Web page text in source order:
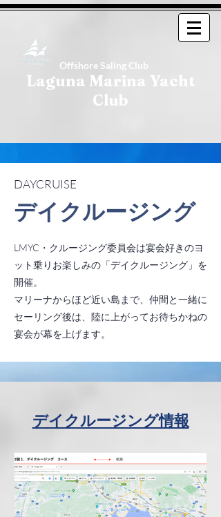
Offshore Saling Club
Laguna Marina Yacht
Club
DAYCRUISE
デイクルージング
LMYC・クルージング委員会は宴会好きのヨ
ット乗りお楽しみの「デイクルージング」を
開催。
マリーナからほど近い島まで、仲間と一緒に
セーリング後は、陸に上がってお待ちかねの
宴会が幕を上げます。
デイクルージング情報